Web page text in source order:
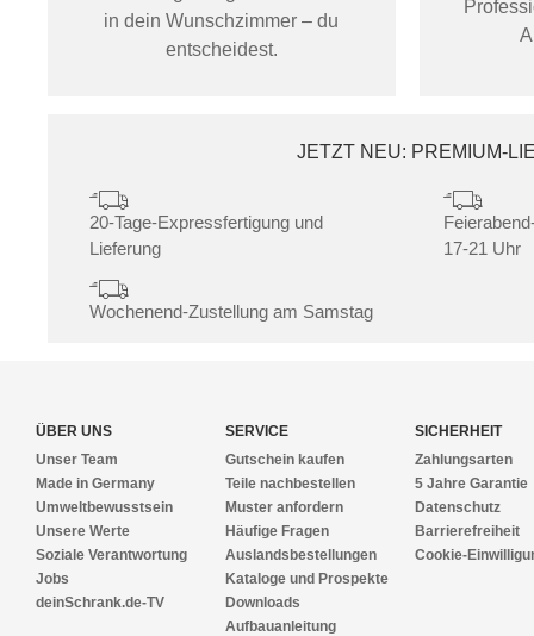
in dein Wunschzimmer – du
entscheidest.
JETZT NEU: PREMIUM-
20-Tage-Expressfertigung und
Lieferung
17-21 Uhr
Wochenend-Zustellung am Samstag
ÜBER UNS
Unser Team
Made in Germany
Umweltbewusstsein
Unsere Werte
Soziale Verantwortung
Jobs
deinSchrank.de-TV
SERVICE
Gutschein kaufen
Teile nachbestellen
Muster anfordern
Häufige Fragen
Auslandsbestellungen
Kataloge und Prospekte
Downloads
Aufbauanleitung
SICHERHEIT
Zahlungsarten
5 Jahre Garantie
Datenschutz
Barrierefreiheit
Cookie-